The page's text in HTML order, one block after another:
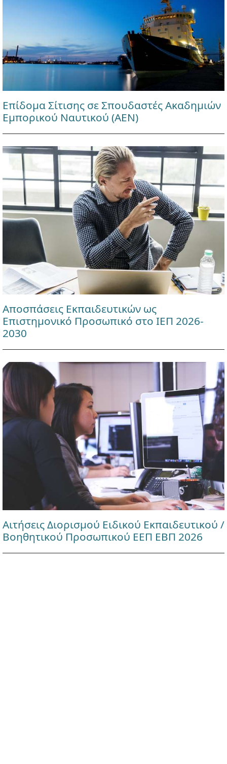
Επίδομα Σίτισης σε Σπουδαστές Ακαδημιών
Εμπορικού Ναυτικού (ΑΕΝ)
Αποσπάσεις Εκπαιδευτικών ως
Επιστημονικό Προσωπικό στο ΙΕΠ 2026-
2030
Αιτήσεις Διορισμού Ειδικού Εκπαιδευτικού /
Βοηθητικού Προσωπικού ΕΕΠ ΕΒΠ 2026